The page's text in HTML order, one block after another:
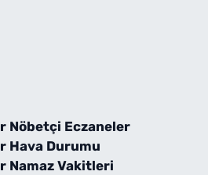
Nöbetçi Eczaneler
Hava Durumu
Namaz Vakitleri